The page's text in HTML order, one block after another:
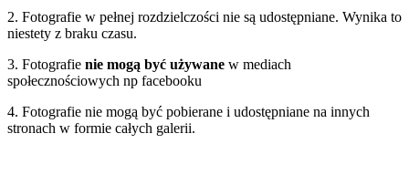
2. Fotografie w pełnej rozdzielczości nie są udostępniane. Wynika to
niestety z braku czasu.
3. Fotografie nie mogą być używane w mediach
społecznościowych np facebooku
4. Fotografie nie mogą być pobierane i udostępniane na innych
stronach w formie całych galerii.